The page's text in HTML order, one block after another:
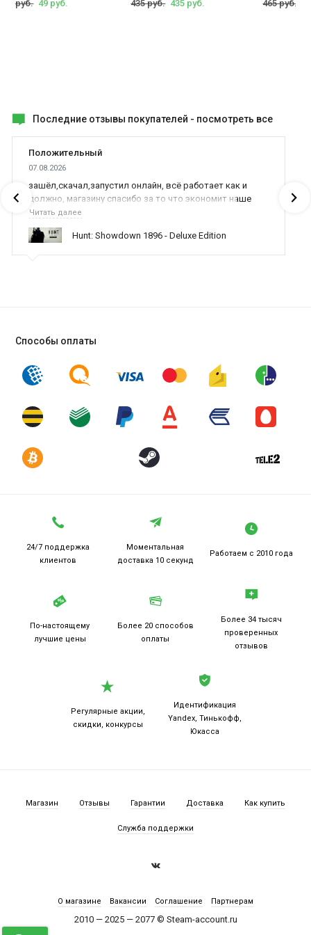
руб. 49 руб. 435 руб. 435 руб. 465 руб.
Последние отзывы покупателей - посмотреть все
Положительный
07.08.2026
зашёл,скачал,запустил онлайн, всё работает как и
должно, магазину спасибо за то что экономит наше
время,нервы и деньги, ребята вы красава оказываете
поддержку населению и походу из всех только вы и
оказываете помощь
Читать далее
Hunt: Showdown 1896 - Deluxe Edition
Способы оплаты
24/7 поддержка
клиентов
Моментальная
доставка 10 секунд
Работаем с 2010 года
По-настоящему
лучшие цены
Более 20 способов
оплаты
Более 34 тысяч
проверенных
отзывов
Регулярные акции,
скидки, конкурсы
Идентификация
Yandex, Тинькофф,
Юкасса
Магазин Отзывы Гарантии Доставка Как купить
Служба поддержки
2010 — 2025 — 2077 © Steam-account.ru
О магазине Вакансии Соглашение Партнерам